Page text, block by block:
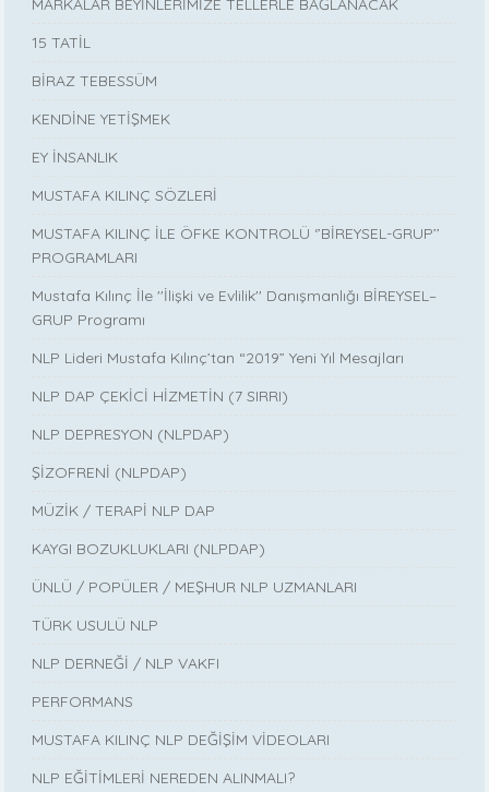
MARKALAR BEYİNLERİMİZE TELLERLE BAĞLANACAK
15 TATİL
BİRAZ TEBESSÜM
KENDİNE YETİŞMEK
EY İNSANLIK
MUSTAFA KILINÇ SÖZLERİ
MUSTAFA KILINÇ İLE ÖFKE KONTROLÜ ‘’BİREYSEL-GRUP’’
PROGRAMLARI
Mustafa Kılınç İle ''İlişki ve Evlilik'' Danışmanlığı BİREYSEL–
GRUP Programı
NLP Lideri Mustafa Kılınç’tan “2019” Yeni Yıl Mesajları
NLP DAP ÇEKİCİ HİZMETİN (7 SIRRI)
NLP DEPRESYON (NLPDAP)
ŞİZOFRENİ (NLPDAP)
MÜZİK / TERAPİ NLP DAP
KAYGI BOZUKLUKLARI (NLPDAP)
ÜNLÜ / POPÜLER / MEŞHUR NLP UZMANLARI
TÜRK USULÜ NLP
NLP DERNEĞİ / NLP VAKFI
PERFORMANS
MUSTAFA KILINÇ NLP DEĞİŞİM VİDEOLARI
NLP EĞİTİMLERİ NEREDEN ALINMALI?